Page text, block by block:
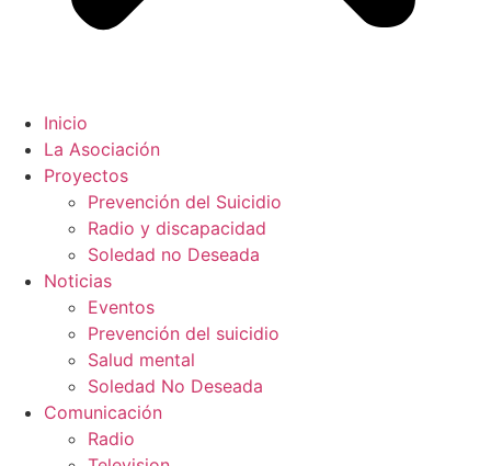
Inicio
La Asociación
Proyectos
Prevención del Suicidio
Radio y discapacidad
Soledad no Deseada
Noticias
Eventos
Prevención del suicidio
Salud mental
Soledad No Deseada
Comunicación
Radio